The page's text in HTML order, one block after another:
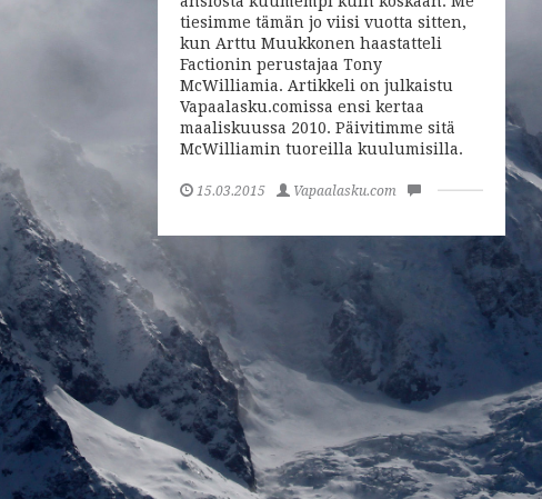
tiesimme tämän jo viisi vuotta sitten,
kun Arttu Muukkonen haastatteli
Factionin perustajaa Tony
McWilliamia. Artikkeli on julkaistu
Vapaalasku.comissa ensi kertaa
maaliskuussa 2010. Päivitimme sitä
McWilliamin tuoreilla kuulumisilla.
15.03.2015 Vapaalasku.com